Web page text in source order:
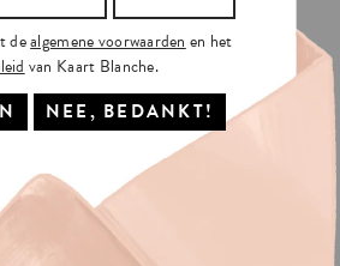
dealgemene voorwaardenen het
van Kaart Blanche.